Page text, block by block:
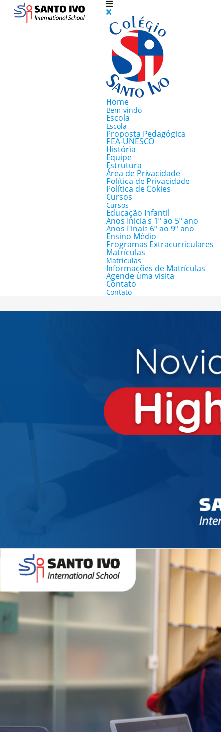
Home
Bem-vindo
Escola
Escola
Proposta Pedagógica
PEA-UNESCO
História
Equipe
Estrutura
Área de Privacidade
Política de Privacidade
Política de Cokies
Cursos
Cursos
Educação Infantil
Anos Iniciais 1º ao 5º ano
Anos Finais 6º ao 9º ano
Ensino Médio
Programas Extracurriculares
Matrículas
Matrículas
Informações de Matrículas
Agende uma visita
Contato
Contato
Novidades 2026 High School
EDUCAÇÃO INFANTIL
Inglês todos os dias
MÉDIO
igh School
Dupla Diplomação